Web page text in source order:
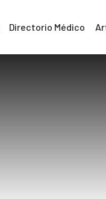
Directorio Médico